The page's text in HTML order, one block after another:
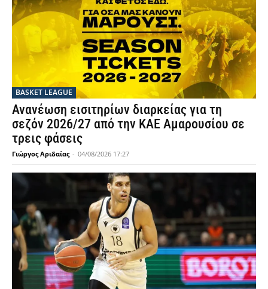
BASKET LEAGUE
Ανανέωση εισιτηρίων διαρκείας για τη
σεζόν 2026/27 από την ΚΑΕ Αμαρουσίου σε
τρεις φάσεις
Γιώργος Αριδαίας - 04/08/2026 17:27